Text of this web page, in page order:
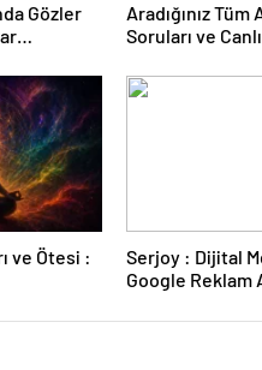
Gözler
Aradığınız Tüm
Soruları ve
ve Ötesi :
Serjoy : Dijital Medya Ajansı,
Google Reklam